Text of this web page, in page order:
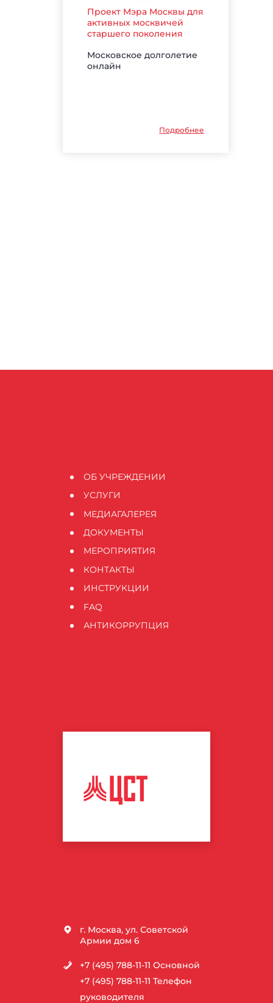
Проект Мэра Москвы для
активных москвичей
старшего поколения
Московское долголетие
онлайн
Подробнее
ОБ УЧРЕЖДЕНИИ
УСЛУГИ
МЕДИАГАЛЕРЕЯ
ДОКУМЕНТЫ
МЕРОПРИЯТИЯ
КОНТАКТЫ
ИНСТРУКЦИИ
FAQ
АНТИКОРРУПЦИЯ
ЦЕНТР
г. Москва, ул. Советской
Армии дом 6
+7 (495) 788-11-11 Основной
+7 (495) 788-11-11 Телефон
руководителя